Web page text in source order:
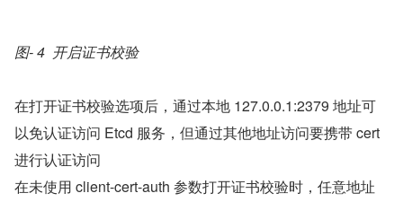
图- 4  开启证书校验
在打开证书校验选项后，通过本地 127.0.0.1:2379 地址可
以免认证访问 Etcd 服务，但通过其他地址访问要携带 cert
进行认证访问
在未使用 client-cert-auth 参数打开证书校验时，任意地址